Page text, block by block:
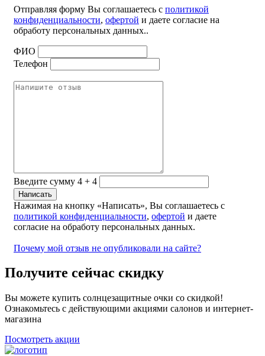
Отправляя форму Вы соглашаетесь с политикой
конфиденциальности, офертой и даете согласие на
обработу персональных данных..
ФИО
Телефон
Введите сумму 4 + 4
Нажимая на кнопку «Написать», Вы соглашаетесь с
политикой конфиденциальности, офертой и даете
согласие на обработу персональных данных.
Почему мой отзыв не опубликовали на сайте?
Получите сейчас скидку
Вы можете купить солнцезащитные очки со скидкой!
Ознакомьтесь с действующими акциями салонов и интернет-
магазина
Посмотреть акции